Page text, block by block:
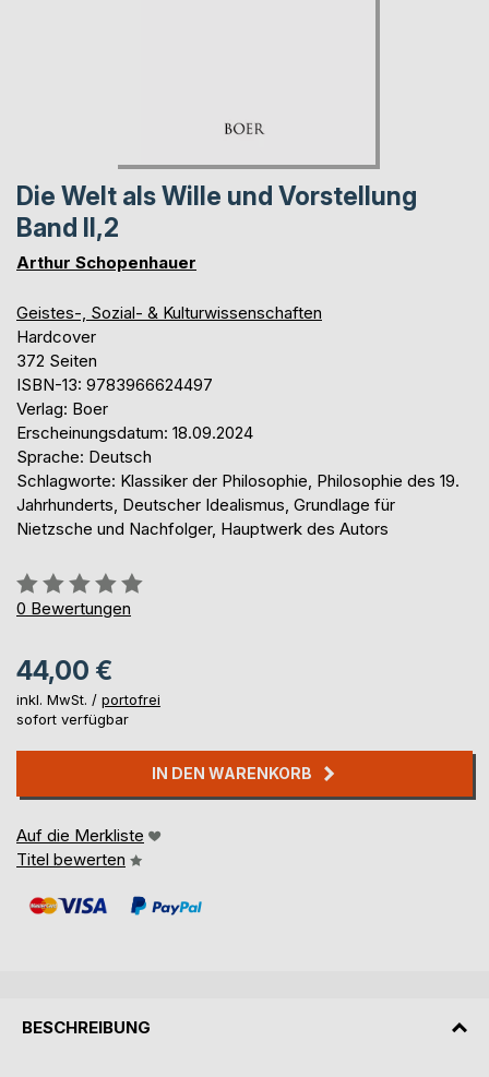
Die Welt als Wille und Vorstellung
Band II,2
Arthur Schopenhauer
Geistes-, Sozial- & Kulturwissenschaften
Hardcover
372 Seiten
ISBN-13: 9783966624497
Verlag: Boer
Erscheinungsdatum: 18.09.2024
Sprache: Deutsch
Schlagworte: Klassiker der Philosophie, Philosophie des 19.
Jahrhunderts, Deutscher Idealismus, Grundlage für
Nietzsche und Nachfolger, Hauptwerk des Autors
Bewertung::
0%
0 Bewertungen
44,00 €
inkl. MwSt. / portofrei
sofort verfügbar
IN DEN WARENKORB
Auf die Merkliste
Titel bewerten
BESCHREIBUNG